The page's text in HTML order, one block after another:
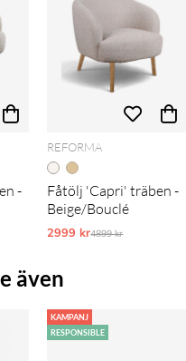
-
REFORMA
Fåtölj 'Capri' träben -
Beige/Bouclé
2999 krOrdinarie pris:
4899 kr
även
KAMPANJ
RESPONSIBLE